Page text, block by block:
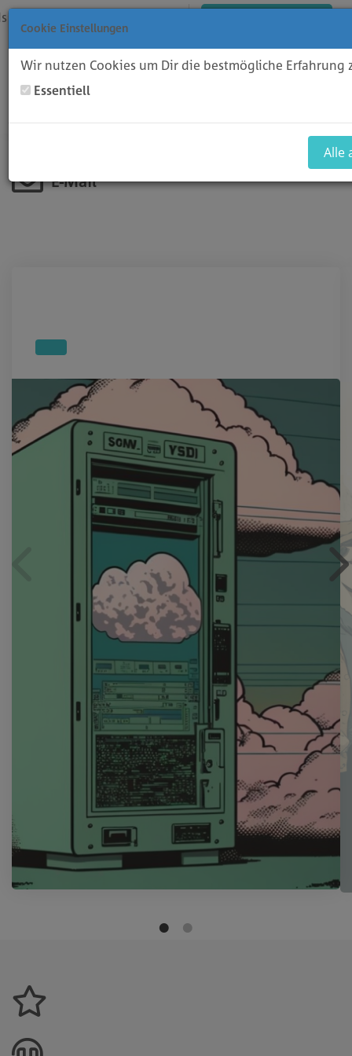
E-Mail
Cookie Einstellungen
Wir nutzen Cookies um Dir die bestmögliche Erfahrung
Essentiell
Alle